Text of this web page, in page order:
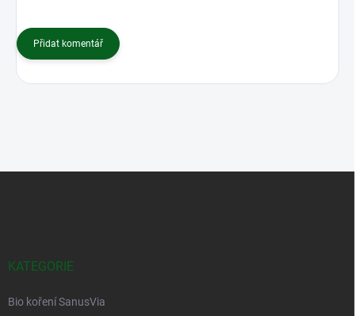
Přidat komentář
KATEGORIE
Bio koření SanusVia